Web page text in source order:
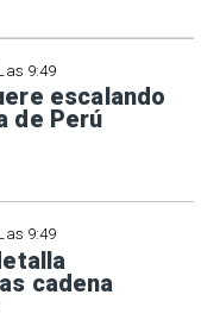
9:49
escalando
de Perú
9:49
cadena